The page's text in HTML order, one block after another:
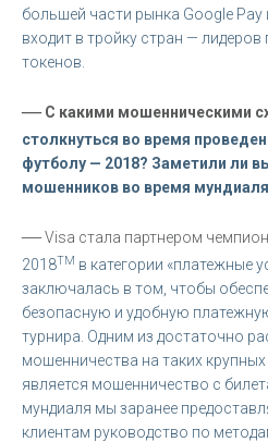
большей части рынка Google Pay
входит в тройку стран —
токенов.
— С какими мошенническими
столкнуться во время
футболу — 2018? Заметили ли
мошенников во время
—Visa стала партнером
2018ТМ в категории «платежные
заключалась в том, чтобы
безопасную и удобную
турнира. Одним из достаточно
мошенничества на таких
является мошенничество с
мундиаля мы заранее
клиентам руководство по